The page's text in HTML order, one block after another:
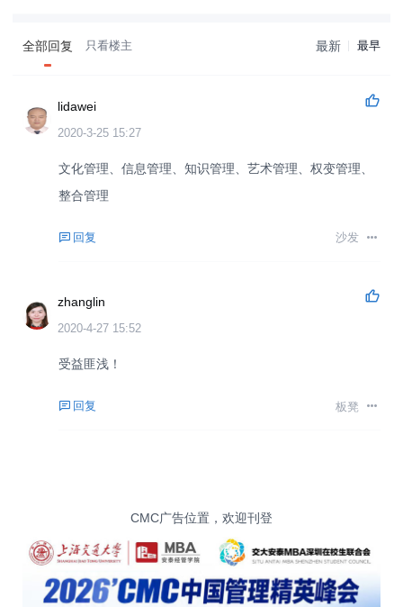
全部回复 只看楼主 最新 最早
lidawei
2020-3-25 15:27
文化管理、信息管理、知识管理、艺术管理、权变管理、
整合管理
回复 沙发
zhanglin
2020-4-27 15:52
受益匪浅！
回复 板凳
CMC广告位置，欢迎刊登